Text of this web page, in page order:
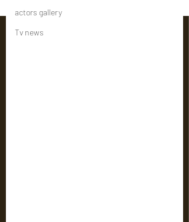
actors gallery
Tv news